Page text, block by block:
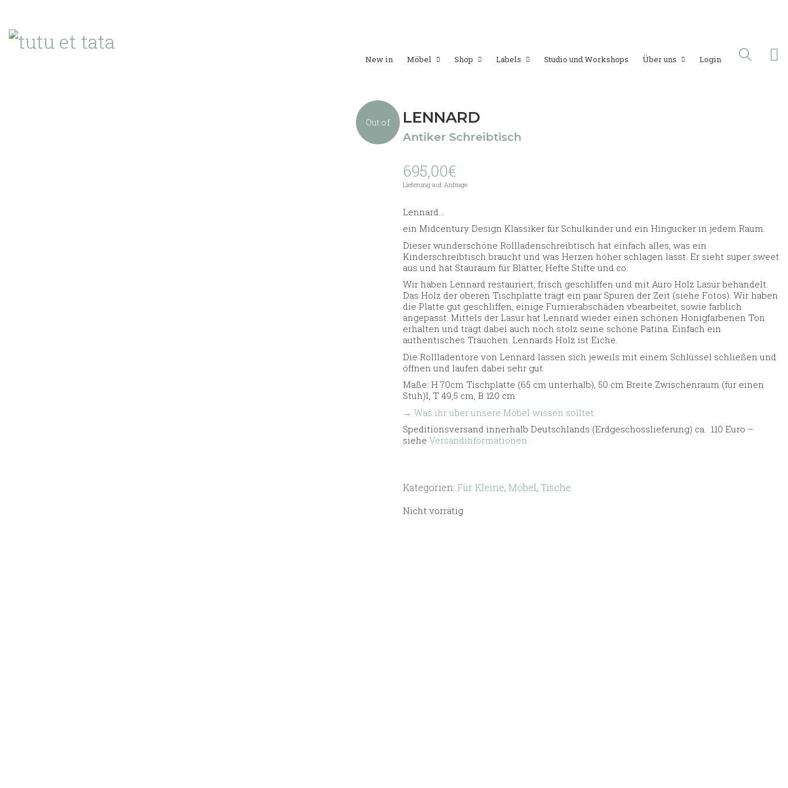
New in Möbel Shop Labels Studio und Workshops Über uns Login
Out of LENNARD
Antiker Schreibtisch
695,00€
Lieferung auf Anfrage
Lennard…
ein Midcentury Design Klassiker für Schulkinder und ein Hingucker in jedem Raum.
Dieser wunderschöne Rollladenschreibtisch hat einfach alles, was ein
Kinderschreibtisch braucht und was Herzen höher schlagen lässt. Er sieht super sweet
aus und hat Stauraum für Blätter, Hefte Stifte und co.
Wir haben Lennard restauriert, frisch geschliffen und mit Auro Holz Lasur behandelt.
Das Holz der oberen Tischplatte trägt ein paar Spuren der Zeit (siehe Fotos). Wir haben
die Platte gut geschliffen, einige Furnierabschäden vbearbeitet, sowie farblich
angepasst. Mittels der Lasur hat Lennard wieder einen schönen Honigfarbenen Ton
erhalten und trägt dabei auch noch stolz seine schöne Patina. Einfach ein
authentisches Träuchen. Lennards Holz ist Eiche.
Die Rollladentore von Lennard lassen sich jeweils mit einem Schlüssel schließen und
öffnen und laufen dabei sehr gut.
Maße: H 70cm Tischplatte (65 cm unterhalb), 50 cm Breite Zwischenraum (für einen
Stuh)l, T 49,5 cm, B 120 cm
→ Was ihr über unsere Möbel wissen solltet.
Speditionsversand innerhalb Deutschlands (Erdgeschosslieferung) ca. 110 Euro –
siehe Versandinformationen
Kategorien: Für Kleine, Möbel, Tische
Nicht vorrätig